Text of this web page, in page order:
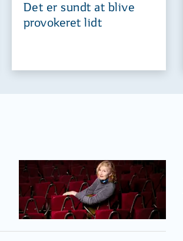
Det er sundt at blive
provokeret lidt